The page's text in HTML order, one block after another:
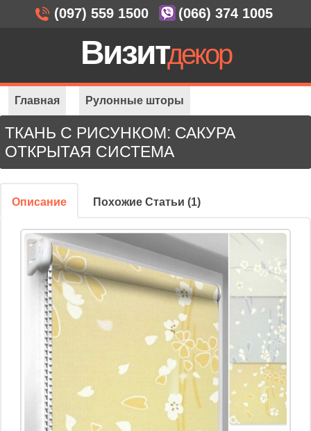
ТКАНЬ С РИСУНКОМ: САКУРА
ОТКРЫТАЯ СИСТЕМА
Описание Похожие Статьи (1)
Главная Рулонные шторы
Открытая система Ткань с рисунком: Сакура
(097) 559 1500 (066) 374 1005
Визитдекор